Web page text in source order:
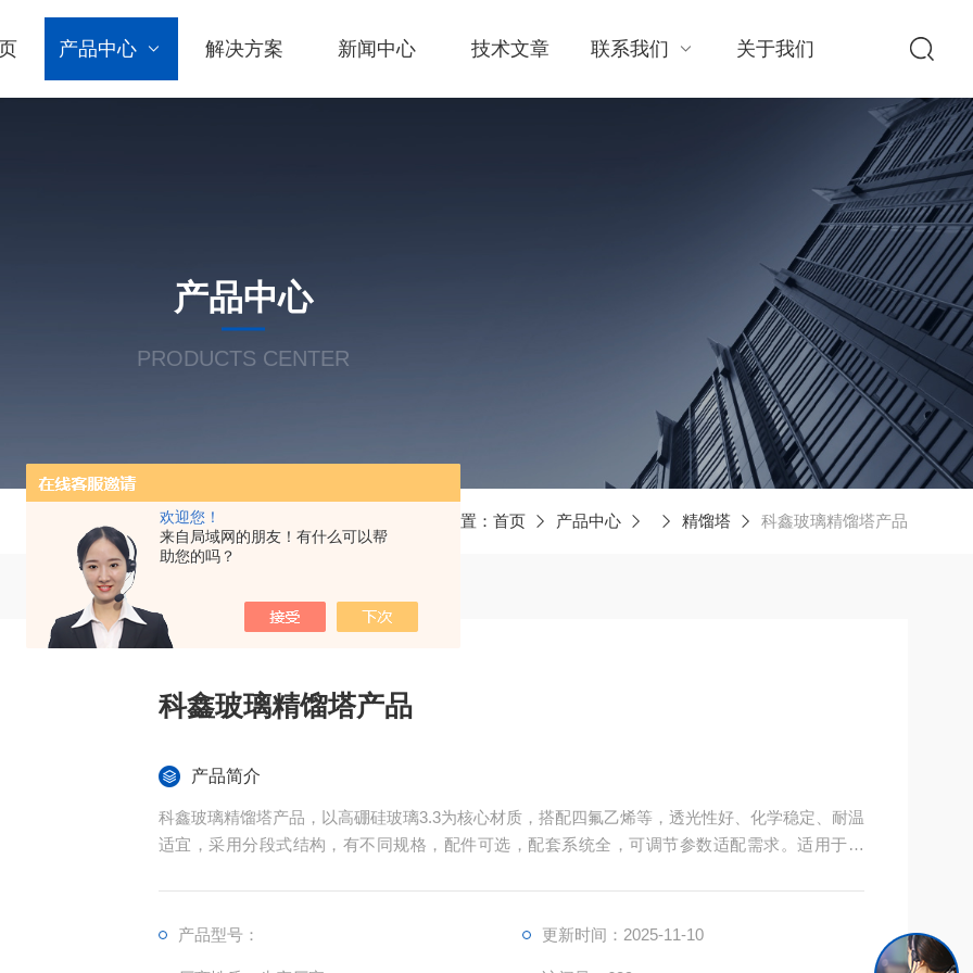
欢迎您！
来自局域网的朋友！有什么可以帮
助您的吗？
产品中心 解决方案 新闻中心 技术文章 联系我们 关于我们
产品中心
PRODUCTS CENTER
当前位置： 首页 产品中心 精馏塔 科鑫玻璃精馏塔产品
科鑫玻璃精馏塔产品
产品简介
科鑫玻璃精馏塔产品，以高硼硅玻璃3.3为核心材质，搭配四氟乙烯等，透光性好、化学稳定、耐温
适宜，采用分段式结构，有不同规格，配件可选，配套系统全，可调节参数适配需求。适用于科
产品型号： 更新时间：2025-11-10